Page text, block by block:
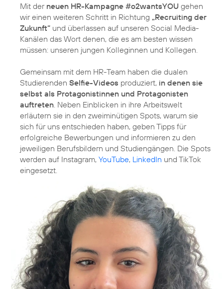
Mit der neuen HR-Kampagne #o2wantsYOU gehen
wir einen weiteren Schritt in Richtung „Recruiting der
Zukunft“ und überlassen auf unseren Social Media-
Kanälen das Wort denen, die es am besten wissen
müssen: unseren jungen Kolleginnen und Kollegen.
Gemeinsam mit dem HR-Team haben die dualen
Studierenden Selfie-Videos produziert, in denen sie
selbst als Protagonistinnen und Protagonisten
auftreten . Neben Einblicken in ihre Arbeitswelt
erläutern sie in den zweiminütigen Spots, warum sie
sich für uns entschieden haben, geben Tipps für
erfolgreiche Bewerbungen und informieren zu den
jeweiligen Berufsbildern und Studiengängen. Die Spots
werden auf Instagram, YouTube, LinkedIn und TikTok
eingesetzt.